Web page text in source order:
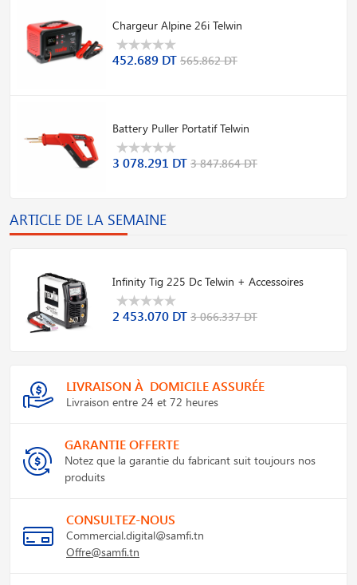
Chargeur Alpine 26i Telwin
452.689 DT 565.862 DT
Battery Puller Portatif Telwin
3 078.291 DT 3 847.864 DT
ARTICLE DE LA SEMAINE
Infinity Tig 225 Dc Telwin + Accessoires
2 453.070 DT 3 066.337 DT
LIVRAISON À DOMICILE ASSURÉE
Livraison entre 24 et 72 heures
GARANTIE OFFERTE
Notez que la garantie du fabricant suit toujours nos
produits
CONSULTEZ-NOUS
Commercial.digital@samfi.tn
Offre@samfi.tn